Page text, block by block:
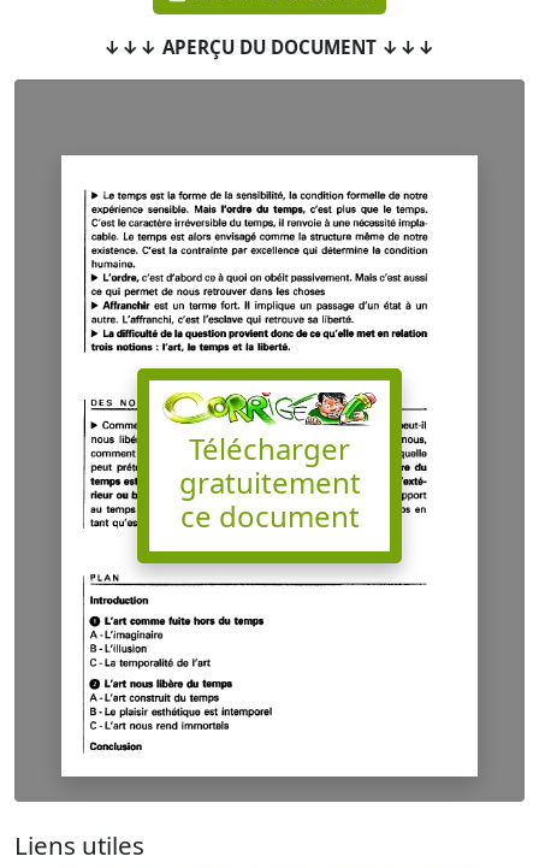
↓↓↓ APERÇU DU DOCUMENT ↓↓↓
Télécharger
gratuitement
ce document
Liens utiles